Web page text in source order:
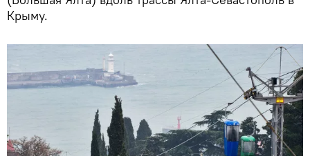
Крыму.